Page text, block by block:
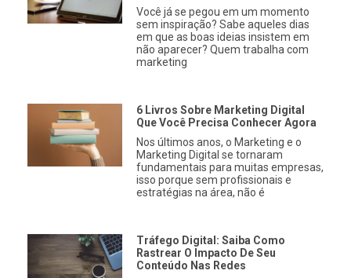
Você já se pegou em um momento
sem inspiração? Sabe aqueles dias
em que as boas ideias insistem em
não aparecer? Quem trabalha com
marketing
6 Livros Sobre Marketing Digital
Que Você Precisa Conhecer Agora
Nos últimos anos, o Marketing e o
Marketing Digital se tornaram
fundamentais para muitas empresas,
isso porque sem profissionais e
estratégias na área, não é
Tráfego Digital: Saiba Como
Rastrear O Impacto De Seu
Conteúdo Nas Redes